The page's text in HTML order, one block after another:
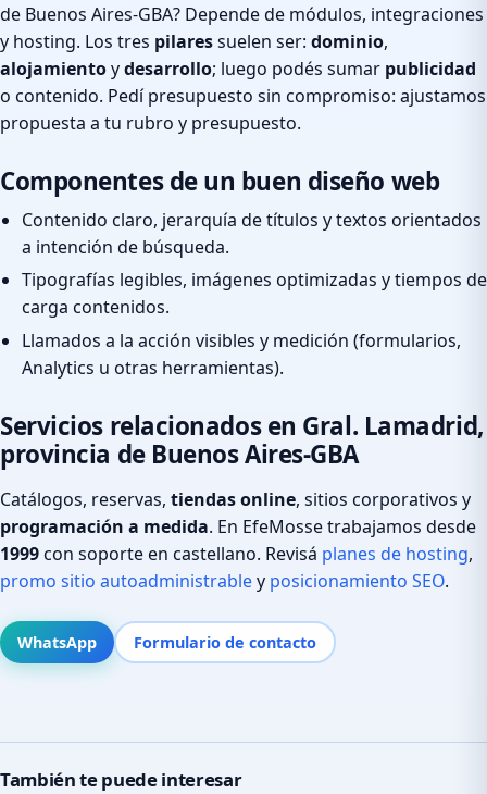
de Buenos Aires-GBA? Depende de módulos, integraciones
y hosting. Los tres pilaressuelen ser: dominio,
alojamientoydesarrollo; luego podés sumar publicidad
o contenido. Pedí presupuesto sin compromiso: ajustamos
propuesta a tu rubro y presupuesto.
Componentes de un buen diseño web
Contenido claro, jerarquía de títulos y textos orientados
a intención de búsqueda.
Tipografías legibles, imágenes optimizadas y tiempos de
carga contenidos.
Llamados a la acción visibles y medición (formularios,
Analytics u otras herramientas).
Servicios relacionados en Gral. Lamadrid,
provincia de Buenos Aires-GBA
Catálogos, reservas, tiendas online, sitios corporativos y
programación a medida. En EfeMosse trabajamos desde
1999con soporte en castellano. Revisá planes de hosting,
promo sitio autoadministrabley posicionamiento SEO.
WhatsApp Formulario de contacto
También te puede interesar